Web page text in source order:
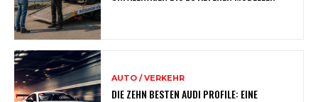
AUTO / VERKEHR
DIE ZEHN BESTEN AUDI PROFILE: EINE